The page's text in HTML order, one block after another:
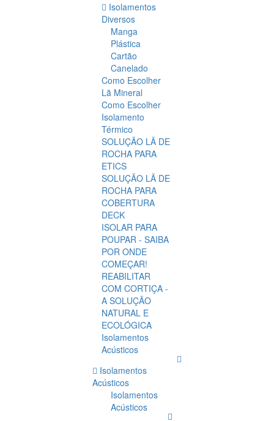
Isolamentos
Diversos
Manga
Plástica
Cartão
Canelado
Como Escolher
Lã Mineral
Como Escolher
Isolamento
Térmico
SOLUÇÃO LÃ DE
ROCHA PARA
ETICS
SOLUÇÃO LÃ DE
ROCHA PARA
COBERTURA
DECK
ISOLAR PARA
POUPAR - SAIBA
POR ONDE
COMEÇAR!
REABILITAR
COM CORTIÇA -
A SOLUÇÃO
NATURAL E
ECOLÓGICA
Isolamentos
Acústicos
Isolamentos
Acústicos
Isolamentos
Acústicos